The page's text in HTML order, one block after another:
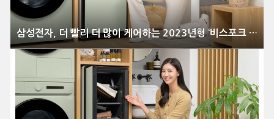
삼성전자, 더 빨리 더 많이 케어하는 2023년형 ‘비스포크 슈드레서’ 출시